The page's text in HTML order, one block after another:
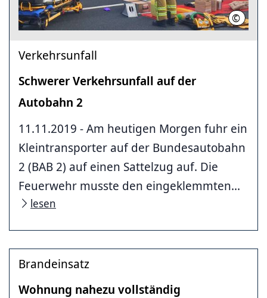
©
Verkehrsunfall
Schwerer Verkehrsunfall auf der
Autobahn 2
11.11.2019 - Am heutigen Morgen fuhr ein
Kleintransporter auf der Bundesautobahn
2 (BAB 2) auf einen Sattelzug auf. Die
Feuerwehr musste den eingeklemmten...
lesen
Brandeinsatz
Wohnung nahezu vollständig